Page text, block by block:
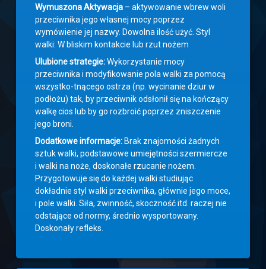
Wymuszona Aktywacja – aktywowanie wbrew woli
przeciwnika jego własnej mocy poprzez
wymówienie jej nazwy. Dowolna ilość użyć. Styl
walki: W bliskim kontakcie lub rzut nożem
Ulubione strategie:Wykorzystanie mocy
przeciwnika i modyfikowanie pola walki za pomocą
wszystko-tnącego ostrza (np. wycinanie dziur w
podłożu) tak, by przeciwnik odsłonił się na kończący
walkę cios lub by go rozbroić poprzez zniszczenie
jego broni.
Dodatkowe informacje: Brak znajomości żadnych
sztuk walki, podstawowe umiejętności szermiercze
i walki na noże, doskonałe rzucanie nożem.
Przygotowuje się do każdej walki studiując
dokładnie styl walki przeciwnika, głównie jego moce,
i pole walki. Siła, zwinność, skoczność itd. raczej nie
odstające od normy, średnio wysportowany.
Doskonały refleks.